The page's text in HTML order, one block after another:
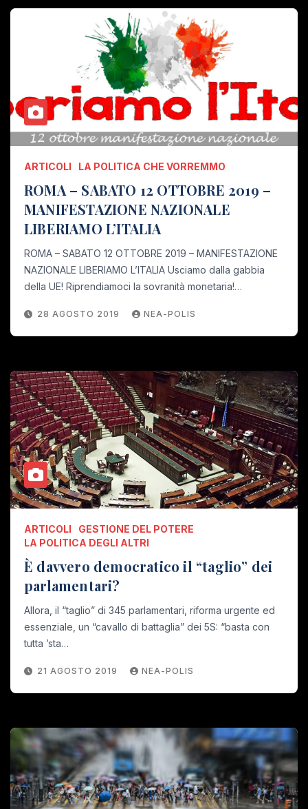
ARTICOLI LA POLITICA CHE VORREMMO
ROMA – SABATO 12 OTTOBRE 2019 –
MANIFESTAZIONE NAZIONALE
LIBERIAMO L’ITALIA
ROMA – SABATO 12 OTTOBRE 2019 – MANIFESTAZIONE
NAZIONALE LIBERIAMO L’ITALIA Usciamo dalla gabbia
della UE! Riprendiamoci la sovranità monetaria!…
28 AGOSTO 2019 NEA-POLIS
ARTICOLI
GESTIONE DEL POTERE
LA POLITICA DEGLI ALTRI
È davvero democratico il “taglio” dei
parlamentari?
Allora, il “taglio” di 345 parlamentari, riforma urgente ed
essenziale, un “cavallo di battaglia” dei 5S: “basta con
tutta ’sta…
21 AGOSTO 2019 NEA-POLIS